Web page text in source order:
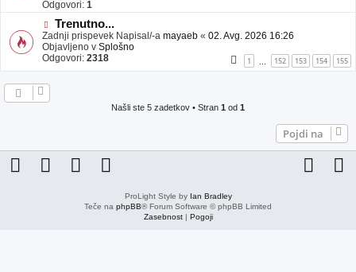
e
e
o
b
j
a
v
e
Odgovori: 1
N
o
v
e
o
Trenutno...
Zadnji prispevek Napisal/-a mayaeb « 02. Avg. 2026 16:26
Objavljeno v Splošno
Odgovori: 2318 1 152 153 154 155
Našli ste 5 zadetkov • Stran 1 od 1
Pojdi na
ProLight Style by Ian Bradley
Teče na phpBB® Forum Software © phpBB Limited
Zasebnost| Pogoji